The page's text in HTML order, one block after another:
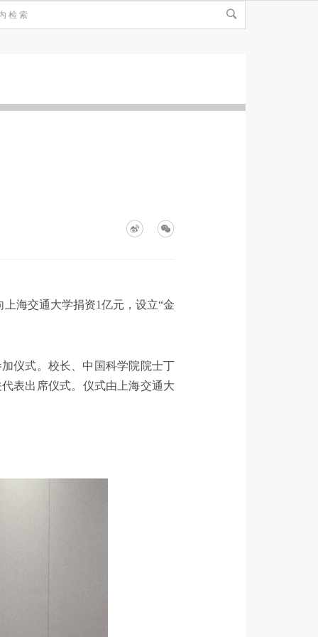
海交通大学捐资1亿元，设立“金
仪式。校长、中国科学院院士丁
表出席仪式。仪式由上海交通大